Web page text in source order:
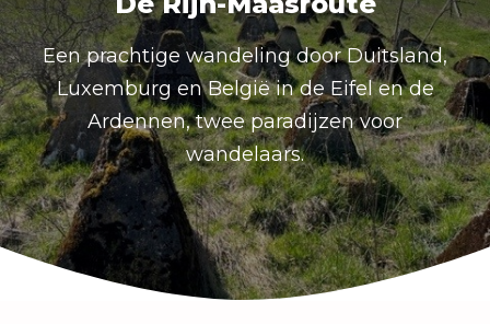
Een prachtige wandeling door Duitsland,
Luxemburg en België in de Eifel en de
Ardennen, twee paradijzen voor
wandelaars.